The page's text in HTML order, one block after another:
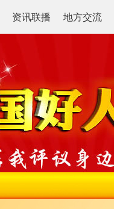
资讯联播 地方交流